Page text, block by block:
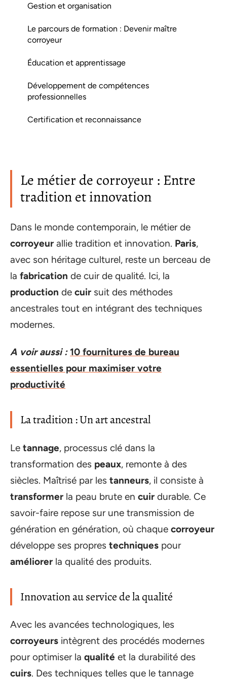
Gestion et organisation
Le parcours de formation : Devenir maître
corroyeur
Éducation et apprentissage
Développement de compétences
professionnelles
Certification et reconnaissance
Le métier de corroyeur : Entre
tradition et innovation
Dans le monde contemporain, le métier de
corroyeur allie tradition et innovation. Paris,
avec son héritage culturel, reste un berceau de
la fabrication de cuir de qualité. Ici, la
production de cuir suit des méthodes
ancestrales tout en intégrant des techniques
modernes.
A voir aussi : 10 fournitures de bureau
essentielles pour maximiser votre
productivité
La tradition : Un art ancestral
Le tannage, processus clé dans la
transformation des peaux, remonte à des
siècles. Maîtrisé par les tanneurs, il consiste à
transformer la peau brute en cuir durable. Ce
savoir-faire repose sur une transmission de
génération en génération, où chaque corroyeur
développe ses propres techniques pour
améliorer la qualité des produits.
Innovation au service de la qualité
Avec les avancées technologiques, les
corroyeurs intègrent des procédés modernes
pour optimiser la qualité et la durabilité des
cuirs. Des techniques telles que le tannage